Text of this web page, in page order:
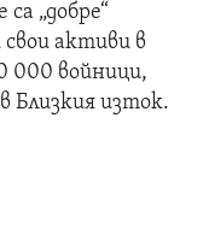
„добре“
активи в
000 войници,
Близкия изток.